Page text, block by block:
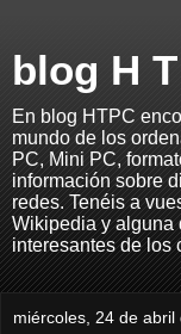
blog H
En blog HTPC
mundo de los
PC, Mini PC,
información sobre
redes. Tenéis a
Wikipedia y alguna
interesantes de los
miércoles, 24 de abril